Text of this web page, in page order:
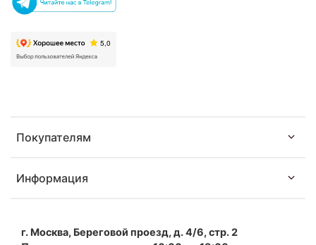
Покупателям
Информация
г. Москва, Береговой проезд, д. 4/6, стр. 2